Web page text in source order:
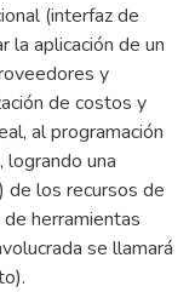
(interfaz de
la aplicación de un
y
de costos y
al programación
una
de los recursos de
herramientas
se llamará